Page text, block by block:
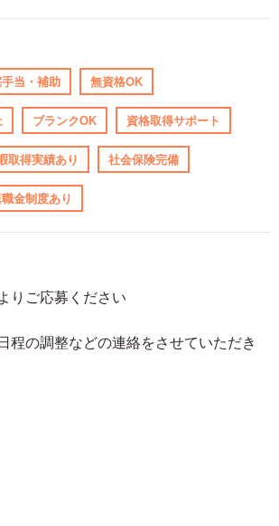
当・補助 無資格OK
ブランクOK 資格取得サポート
取得実績あり 社会保険完備
金制度あり
りご応募ください
程の調整などの連絡をさせていただき